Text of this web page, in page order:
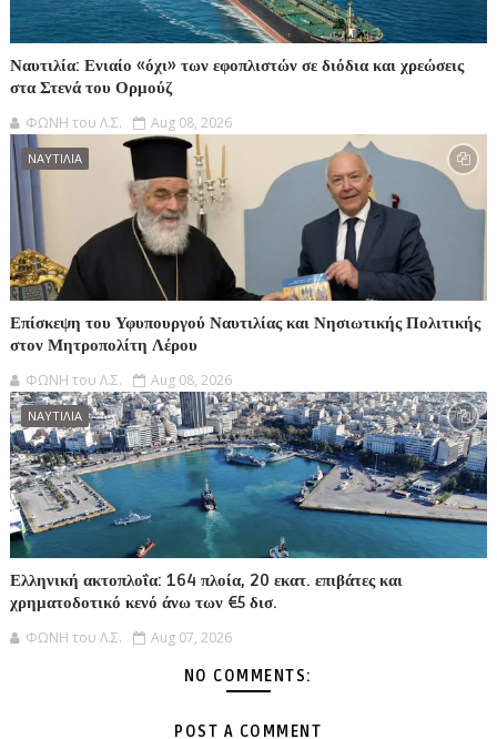
Ναυτιλία: Ενιαίο «όχι» των εφοπλιστών σε διόδια και χρεώσεις
στα Στενά του Ορμούζ
ΦΩΝΗ του Λ.Σ. Aug 08, 2026
ΝΑΥΤΙΛΙΑ
Επίσκεψη του Υφυπουργού Ναυτιλίας και Νησιωτικής Πολιτικής
στον Μητροπολίτη Λέρου
ΦΩΝΗ του Λ.Σ. Aug 08, 2026
ΝΑΥΤΙΛΙΑ
Ελληνική ακτοπλοΐα: 164 πλοία, 20 εκατ. επιβάτες και
χρηματοδοτικό κενό άνω των €5 δισ.
ΦΩΝΗ του Λ.Σ. Aug 07, 2026
NO COMMENTS:
POST A COMMENT